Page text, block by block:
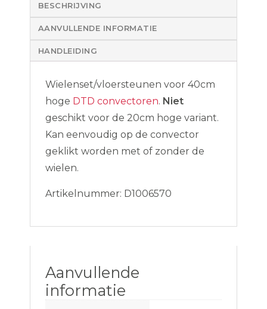
BESCHRIJVING
AANVULLENDE INFORMATIE
HANDLEIDING
Wielenset/vloersteunen voor 40cm
hoge DTD convectoren. Niet
geschikt voor de 20cm hoge variant.
Kan eenvoudig op de convector
geklikt worden met of zonder de
wielen.
Artikelnummer: D1006570
Aanvullende
informatie